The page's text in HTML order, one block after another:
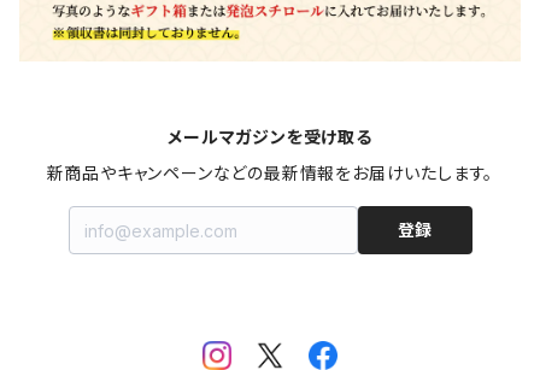
千葉
神奈川
メールマガジンを受け取る
新商品やキャンペーンなどの最新情報をお届けいたします。
登録